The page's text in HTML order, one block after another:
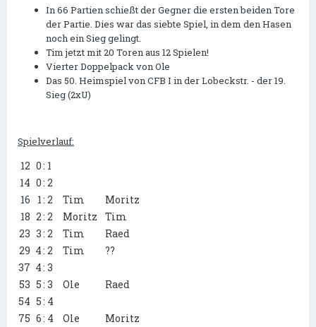
In 66 Partien schießt der Gegner die ersten beiden Tore
der Partie. Dies war das siebte Spiel, in dem den Hasen
noch ein Sieg gelingt.
Tim jetzt mit 20 Toren aus 12 Spielen!
Vierter Doppelpack von Ole
Das 50. Heimspiel von CFB I in der Lobeckstr. - der 19.
Sieg (2xU)
Spielverlauf:
12 0: 1
14 0: 2
16
1: 2 Tim
Moritz
18 2: 2 Moritz
Tim
23 3: 2 Tim
Raed
29 4: 2 Tim
??
37 4: 3
53 5: 3 Ole
Raed
54 5: 4
75 6: 4 Ole
Moritz